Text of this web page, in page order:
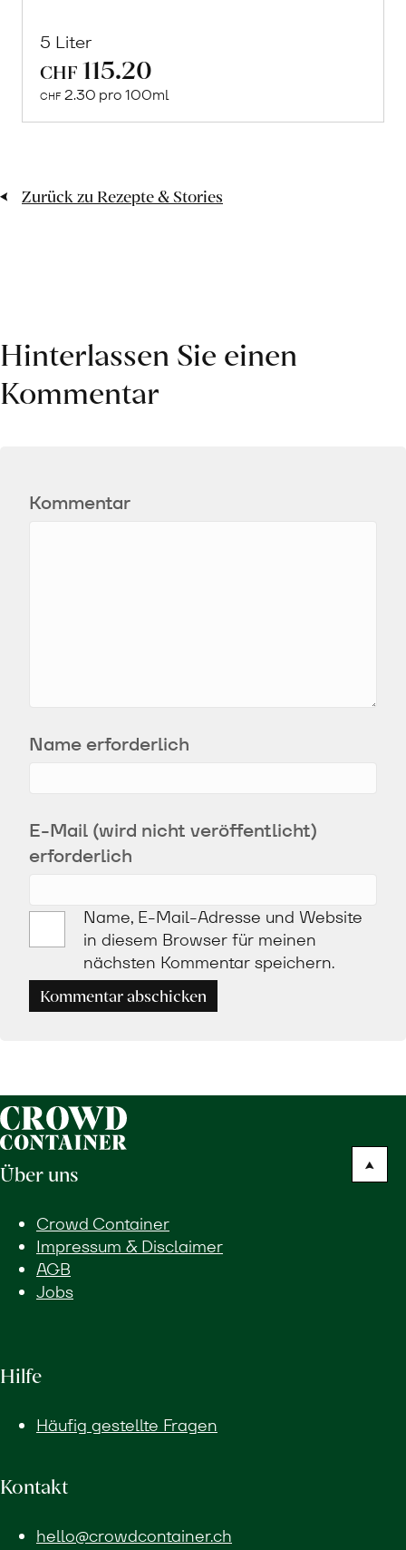
5 Liter
CHF 115.20
CHF 2.30 pro 100ml
Olivenöl
erfahren
Zurück zu Rezepte & Stories
Hinterlassen Sie einen
Kommentar
Kommentar
Name erforderlich
E-Mail (wird nicht veröffentlicht)
erforderlich
Name, E-Mail-Adresse und Website
in diesem Browser für meinen
nächsten Kommentar speichern.
Kommentar abschicken
Über uns
Crowd Container
Impressum & Disclaimer
AGB
Jobs
Hilfe
Häufig gestellte Fragen
Kontakt
hello@crowdcontainer.ch